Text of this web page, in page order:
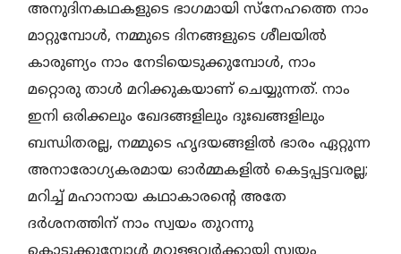
അനുദിനകഥകളുടെ ഭാഗമായി സ്നേഹത്തെ നാം
മാറ്റുമ്പോള്‍, നമ്മുടെ ദിനങ്ങളുടെ ശീലയില്‍
കാരുണ്യം നാം നേടിയെടുക്കുമ്പോള്‍, നാം
മറ്റൊരു താള്‍ മറിക്കുകയാണ് ചെയ്യുന്നത്. നാം
ഇനി ഒരിക്കലും ഖേദങ്ങളിലും ദുഃഖങ്ങളിലും
ബന്ധിതരല്ല, നമ്മുടെ ഹൃദയങ്ങളില്‍ ഭാരം ഏറ്റുന്ന
അനാരോഗ്യകരമായ ഓര്‍മ്മകളില്‍ കെട്ടപ്പട്ടവരല്ല;
മറിച്ച് മഹാനായ കഥാകാരന്റെ അതേ
ദര്‍ശനത്തിന് നാം സ്വയം തുറന്നു